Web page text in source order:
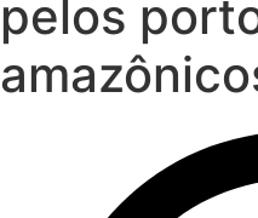
pelos